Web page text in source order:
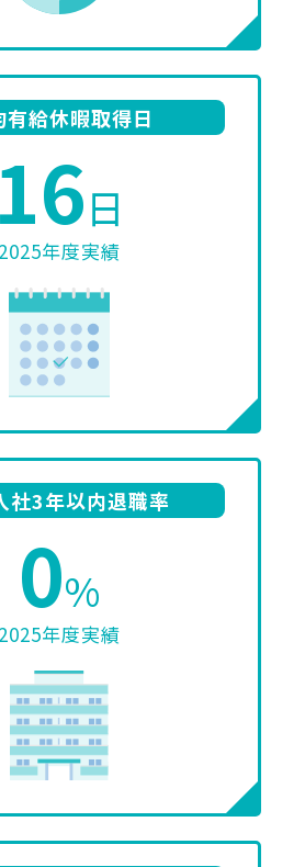
有給休暇取得日
16日
2025年度実績
社3年以内退職率
0%
2025年度実績